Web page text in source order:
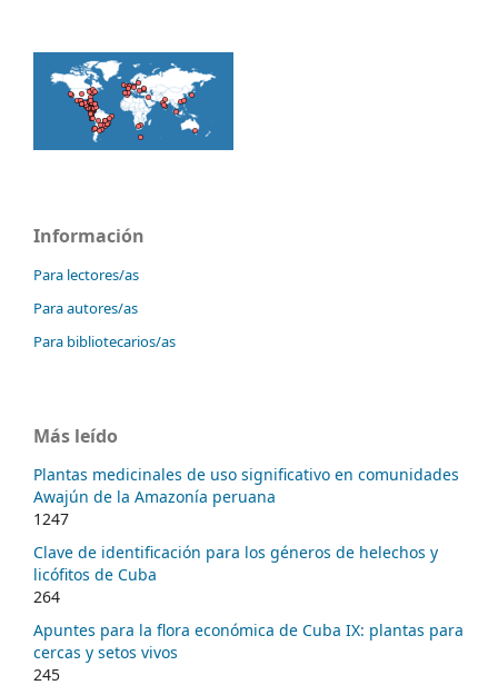
Información
Para lectores/as
Para autores/as
Para bibliotecarios/as
Más leído
Plantas medicinales de uso significativo en comunidades
Awajún de la Amazonía peruana
1247
Clave de identificación para los géneros de helechos y
licófitos de Cuba
264
Apuntes para la flora económica de Cuba IX: plantas para
cercas y setos vivos
245